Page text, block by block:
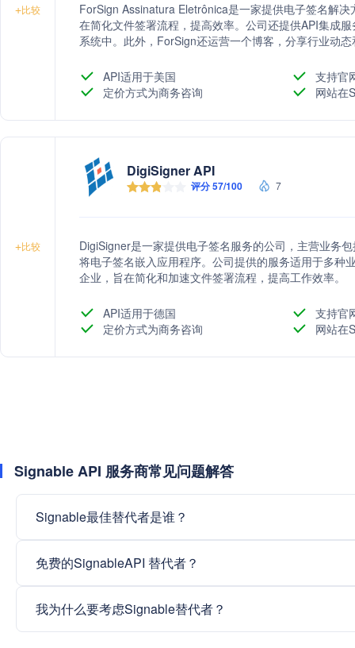
+比较
ForSign Assinatura Eletrônica是一家提供电子签名解
在简化文件签署流程，提高效率。公司还提供API集成
系统中。此外，ForSign还运营一个博客，分享行业动
API适用于美国
支持官
定价方式为商务咨询
网站在
+比较
DigiSigner API
评分 57/100 7
DigiSigner是一家提供电子签名服务的公司，主营业务
将电子签名嵌入应用程序。公司提供的服务适用于多种
企业，旨在简化和加速文件签署流程，提高工作效率。
API适用于德国
支持官
定价方式为商务咨询
网站在
Signable API 服务商常见问题解答
Signable最佳替代者是谁？
免费的SignableAPI 替代者？
我为什么要考虑Signable替代者？